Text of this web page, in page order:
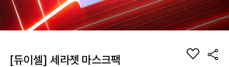
[듀이셀] 세라젯 마스크팩